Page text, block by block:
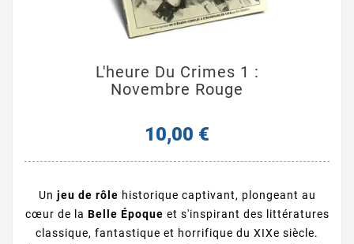
L'heure Du Crimes 1 :
Novembre Rouge
10,00 €
Un jeu de rôle historique captivant, plongeant au
cœur de la Belle Époque et s'inspirant des littératures
classique, fantastique et horrifique du XIXe siècle.